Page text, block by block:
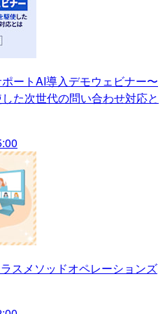
ートAI導入デモウェビナー〜
た次世代の問い合わせ対応と
スメソッドオペレーションズ